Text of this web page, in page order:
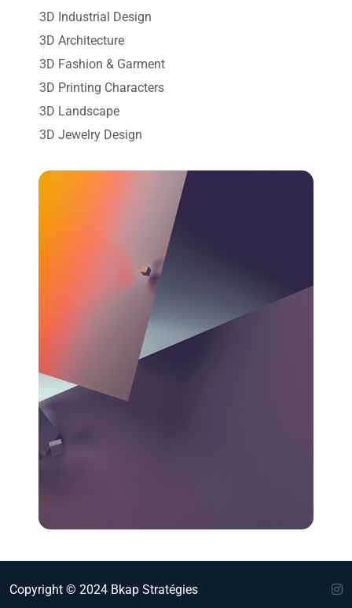
3D Industrial Design
3D Architecture
3D Fashion & Garment
3D Printing Characters
3D Landscape
3D Jewelry Design
Copyright © 2024 Bkap Stratégies